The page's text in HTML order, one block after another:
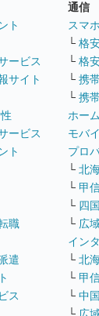
ト
ービス
サイト
ービス
ト
職
遣
ス
通信
スマ
└ 格
└ 格
└ 携
└ 携
ホー
モバ
プロ
└ 北
└ 甲
└ 四国
└ 広
イン
└ 北
└ 甲
└ 中